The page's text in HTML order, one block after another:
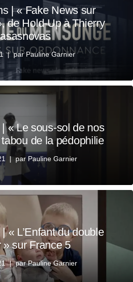
| « Fake News sur
de Hold-Up à Thierry
parPauline Garnier
« Le sous-sol de nos
de la pédophilie
par Pauline Garnier
« L’Enfant du double
» sur France 5
parPauline Garnier